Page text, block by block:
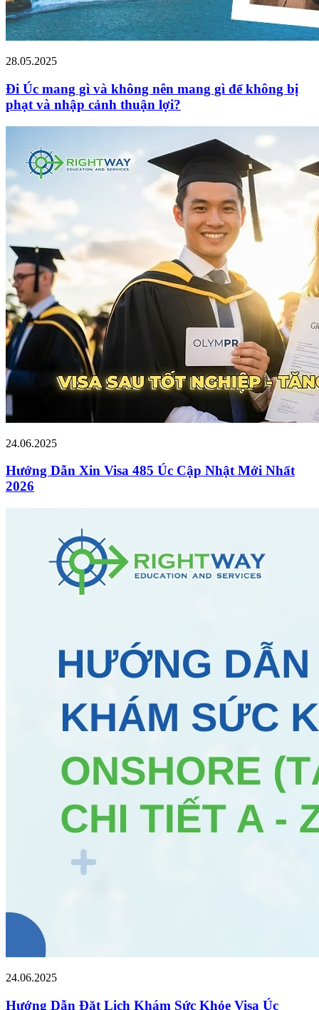
28.05.2025
Đi Úc mang gì và không nên mang gì để không bị
phạt và nhập cảnh thuận lợi?
24.06.2025
Hướng Dẫn Xin Visa 485 Úc Cập Nhật Mới Nhất
2026
24.06.2025
Hướng Dẫn Đặt Lịch Khám Sức Khỏe Visa Úc